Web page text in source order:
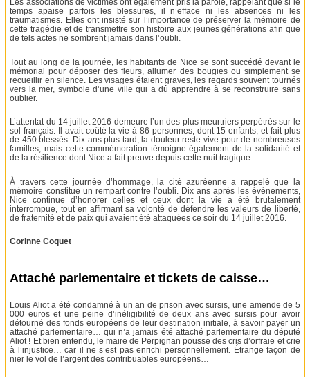
Les associations de victimes ont également pris la parole, rappelant que si le
temps apaise parfois les blessures, il n’efface ni les absences ni les
traumatismes. Elles ont insisté sur l’importance de préserver la mémoire de
cette tragédie et de transmettre son histoire aux jeunes générations afin que
de tels actes ne sombrent jamais dans l’oubli.
Tout au long de la journée, les habitants de Nice se sont succédé devant le
mémorial pour déposer des fleurs, allumer des bougies ou simplement se
recueillir en silence. Les visages étaient graves, les regards souvent tournés
vers la mer, symbole d’une ville qui a dû apprendre à se reconstruire sans
oublier.
L’attentat du 14 juillet 2016 demeure l’un des plus meurtriers perpétrés sur le
sol français. Il avait coûté la vie à 86 personnes, dont 15 enfants, et fait plus
de 450 blessés. Dix ans plus tard, la douleur reste vive pour de nombreuses
familles, mais cette commémoration témoigne également de la solidarité et
de la résilience dont Nice a fait preuve depuis cette nuit tragique.
À travers cette journée d’hommage, la cité azuréenne a rappelé que la
mémoire constitue un rempart contre l’oubli. Dix ans après les événements,
Nice continue d’honorer celles et ceux dont la vie a été brutalement
interrompue, tout en affirmant sa volonté de défendre les valeurs de liberté,
de fraternité et de paix qui avaient été attaquées ce soir du 14 juillet 2016.
Corinne Coquet
Attaché parlementaire et tickets de caisse…
Louis Aliot a été condamné à un an de prison avec sursis, une amende de 5
000 euros et une peine d’inéligibilité de deux ans avec sursis pour avoir
détourné des fonds européens de leur destination initiale, à savoir payer un
attaché parlementaire… qui n’a jamais été attaché parlementaire du député
Aliot ! Et bien entendu, le maire de Perpignan pousse des cris d’orfraie et crie
à l’injustice… car il ne s’est pas enrichi personnellement. Étrange façon de
nier le vol de l’argent des contribuables européens…